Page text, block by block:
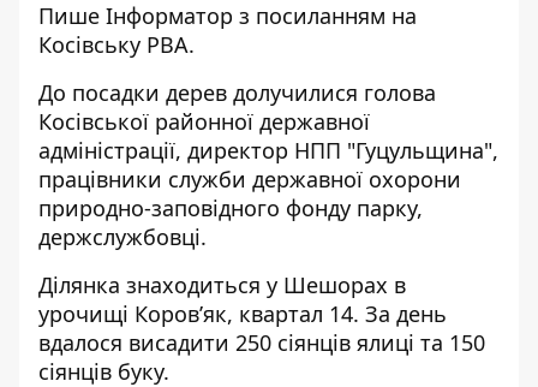
Пише Інформатор з посиланням на
Косівську РВА.
До посадки дерев долучилися голова
Косівської районної державної
адміністрації, директор НПП "Гуцульщина",
працівники служби державної охорони
природно-заповідного фонду парку,
держслужбовці.
Ділянка знаходиться у Шешорах в
урочищі Коров’як, квартал 14. За день
вдалося висадити 250 сіянців ялиці та 150
сіянців буку.